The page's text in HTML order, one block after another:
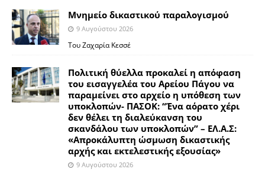
Μνημείο δικαστικού παραλογισμού
9 Αυγούστου 2026
Του Ζαχαρία Κεσσέ
Πολιτική θύελλα προκαλεί η απόφαση
του εισαγγελέα του Αρείου Πάγου να
παραμείνει στο αρχείο η υπόθεση των
υποκλοπών- ΠΑΣΟΚ: “Ένα αόρατο χέρι
δεν θέλει τη διαλεύκανση του
σκανδάλου των υποκλοπών” – ΕΛ.Α.Σ:
«Απροκάλυπτη ώσμωση δικαστικής
αρχής και εκτελεστικής εξουσίας»
9 Αυγούστου 2026